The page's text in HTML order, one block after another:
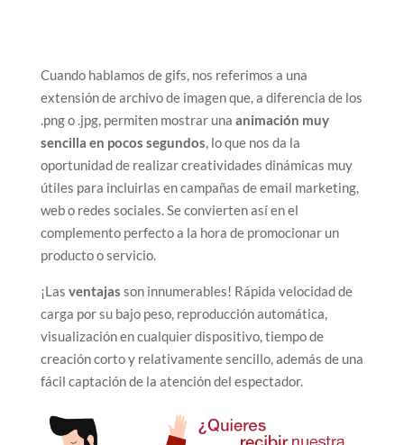
Cuando hablamos de gifs, nos referimos a una
extensión de archivo de imagen que, a diferencia de los
.png o .jpg, permiten mostrar una animación muy
sencilla en pocos segundos, lo que nos da la
oportunidad de realizar creatividades dinámicas muy
útiles para incluirlas en campañas de email marketing,
web o redes sociales. Se convierten así en el
complemento perfecto a la hora de promocionar un
producto o servicio.
¡Las ventajas son innumerables! Rápida velocidad de
carga por su bajo peso, reproducción automática,
visualización en cualquier dispositivo, tiempo de
creación corto y relativamente sencillo, además de una
fácil captación de la atención del espectador.